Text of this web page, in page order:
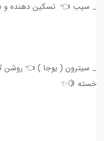
_ سیب 👈 تسکین دهنده و
_ سیترون ( یوجا ) 👈 روشن
خسته 🍋✨